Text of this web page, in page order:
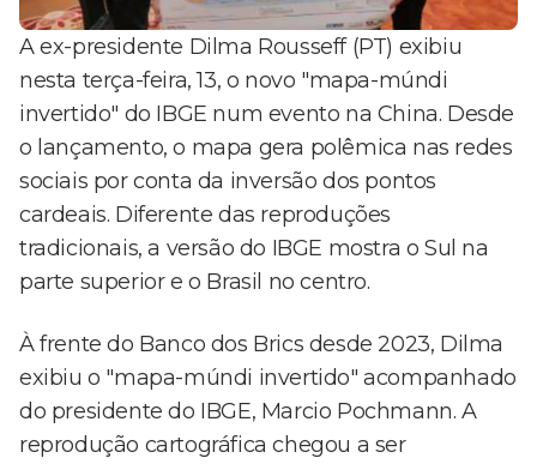
A ex-presidente Dilma Rousseff (PT) exibiu
nesta terça-feira, 13, o novo "mapa-múndi
invertido" do IBGE num evento na China. Desde
o lançamento, o mapa gera polêmica nas redes
sociais por conta da inversão dos pontos
cardeais. Diferente das reproduções
tradicionais, a versão do IBGE mostra o Sul na
parte superior e o Brasil no centro.
À frente do Banco dos Brics desde 2023, Dilma
exibiu o "mapa-múndi invertido" acompanhado
do presidente do IBGE, Marcio Pochmann. A
reprodução cartográfica chegou a ser